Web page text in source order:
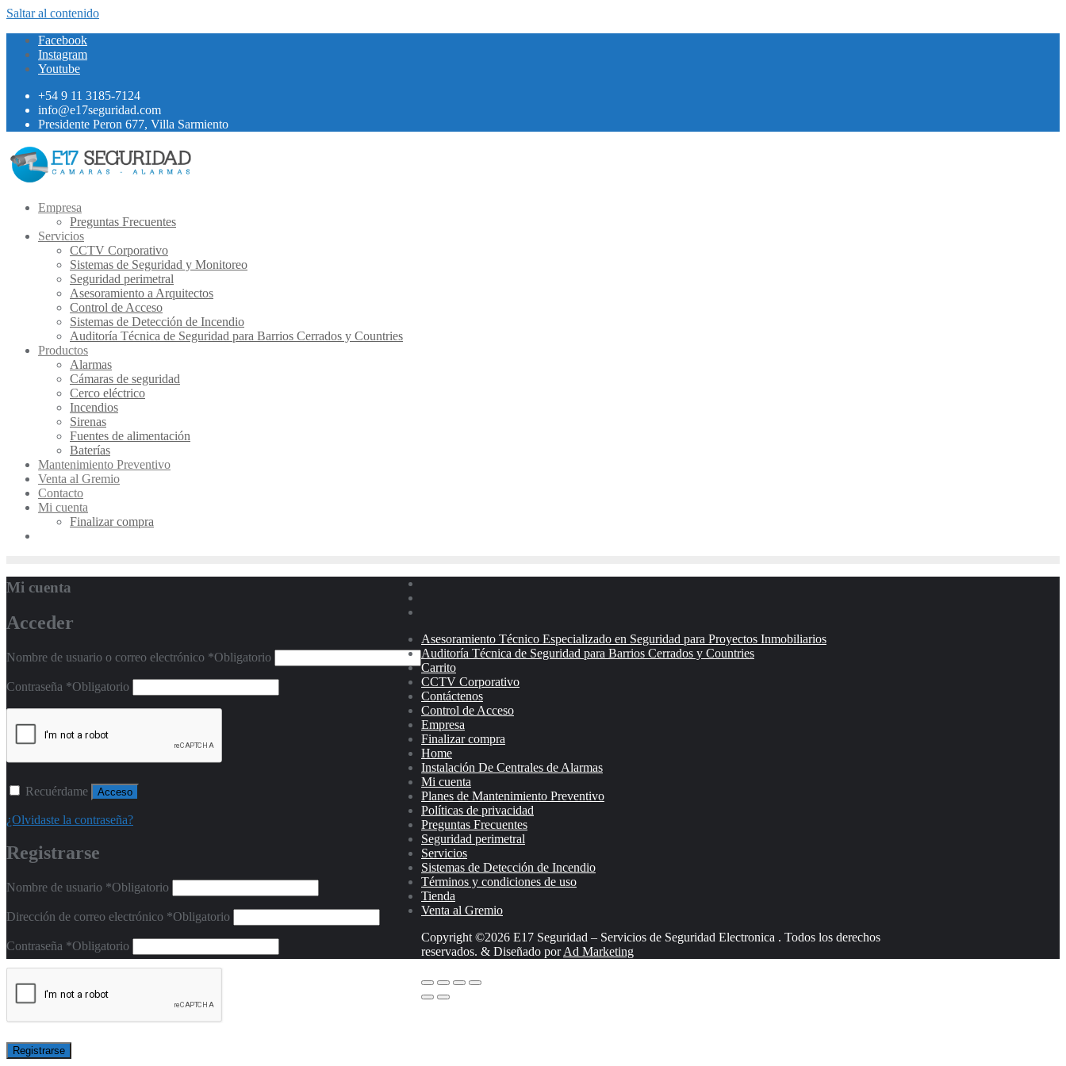
Saltar al contenido
Facebook
Instagram
Youtube
+54 9 11 3185-7124
info@e17seguridad.com
Presidente Peron 677, Villa Sarmiento
Empresa
Preguntas Frecuentes
Servicios
CCTV Corporativo
Sistemas de Seguridad y Monitoreo
Seguridad perimetral
Asesoramiento a Arquitectos
Control de Acceso
Sistemas de Detección de Incendio
Auditoría Técnica de Seguridad para Barrios Cerrados y Countries
Productos
Alarmas
Cámaras de seguridad
Cerco eléctrico
Incendios
Sirenas
Fuentes de alimentación
Baterías
Mantenimiento Preventivo
Venta al Gremio
Contacto
Mi cuenta
Finalizar compra
Mi cuenta
Acceder
Nombre de usuario o correo electrónico *Obligatorio
Contraseña *Obligatorio
Recuérdame Acceso
¿Olvidaste la contraseña?
Registrarse
Nombre de usuario *Obligatorio
Dirección de correo electrónico *Obligatorio
Contraseña *Obligatorio
Registrarse
Asesoramiento Técnico Especializado en Seguridad para Proyectos Inmobiliarios
Auditoría Técnica de Seguridad para Barrios Cerrados y Countries
Carrito
CCTV Corporativo
Contáctenos
Control de Acceso
Empresa
Finalizar compra
Home
Instalación De Centrales de Alarmas
Mi cuenta
Planes de Mantenimiento Preventivo
Políticas de privacidad
Preguntas Frecuentes
Seguridad perimetral
Servicios
Sistemas de Detección de Incendio
Términos y condiciones de uso
Tienda
Venta al Gremio
Copyright ©2026 E17 Seguridad – Servicios de Seguridad Electronica . Todos los derechos
reservados. & Diseñado porAd Marketing